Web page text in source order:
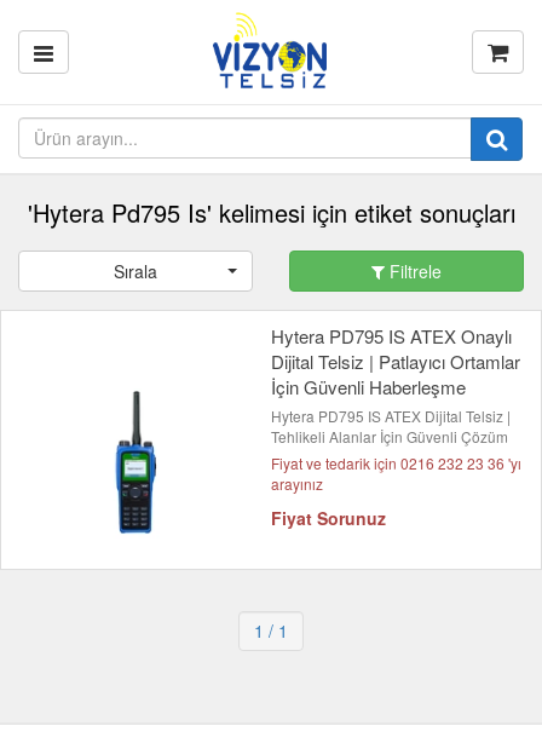
'Hytera Pd795 Is' kelimesi için etiket sonuçları
Sırala Filtrele
Hytera PD795 IS ATEX Onaylı
Dijital Telsiz | Patlayıcı Ortamlar
İçin Güvenli Haberleşme
Hytera PD795 IS ATEX Dijital Telsiz |
Tehlikeli Alanlar İçin Güvenli Çözüm
Fiyat ve tedarik için 0216 232 23 36 'yı
arayınız
Fiyat Sorunuz
1 / 1